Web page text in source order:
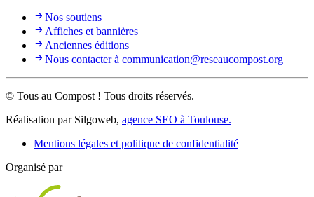
Nos soutiens
Affiches et bannières
Anciennes éditions
Nous contacter à communication@reseaucompost.org
© Tous au Compost ! Tous droits réservés.
Réalisation par Silgoweb, agence SEO à Toulouse.
Mentions légales et politique de confidentialité
Organisé par